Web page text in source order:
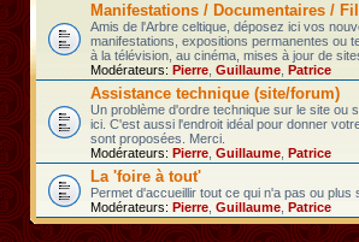
Manifestations / Documentaires /
Amis de l'Arbre celtique, déposez ici vos
manifestations, expositions permanentes ou
à la télévision, au cinéma, mises à jour de
Modérateurs: Pierre Guillaume Patrice
Assistance technique (site/forum)
Un problème d'ordre technique sur le site ou
ici. C'est aussi l'endroit idéal pour donner
sont proposées. Merci.
Modérateurs: Pierre Guillaume Patrice
La 'foire à tout'
Permet d'accueillir tout ce qui n'a pas ou
Modérateurs: Pierre Guillaume Patrice